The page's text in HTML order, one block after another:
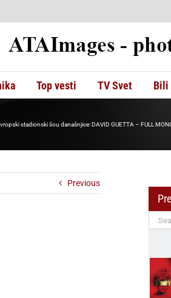
Top vesti TV Svet Bili
stadionski šou današnjice: DAVID GUETTA – FULL
Previous
for: